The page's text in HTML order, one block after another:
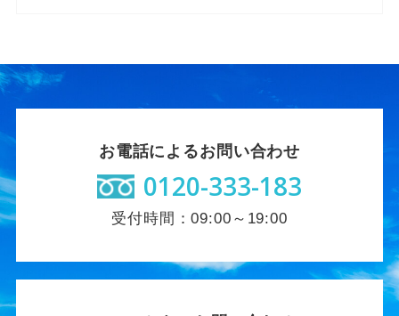
お電話によるお問い合わせ
0120-333-183
受付時間：09:00～19:00